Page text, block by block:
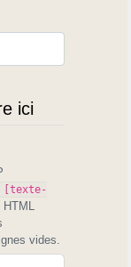
ici
[texte-
vides.